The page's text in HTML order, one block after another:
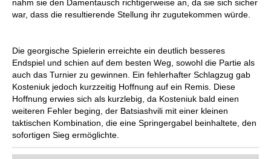
nahm sie den Damentausch richtigerweise an, da sie sich sicher
war, dass die resultierende Stellung ihr zugutekommen würde.
Die georgische Spielerin erreichte ein deutlich besseres
Endspiel und schien auf dem besten Weg, sowohl die Partie als
auch das Turnier zu gewinnen. Ein fehlerhafter Schlagzug gab
Kosteniuk jedoch kurzzeitig Hoffnung auf ein Remis. Diese
Hoffnung erwies sich als kurzlebig, da Kosteniuk bald einen
weiteren Fehler beging, der Batsiashvili mit einer kleinen
taktischen Kombination, die eine Springergabel beinhaltete, den
sofortigen Sieg ermöglichte.